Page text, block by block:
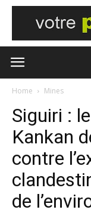
Home Mines
Siguiri :
Kankan
contre
de